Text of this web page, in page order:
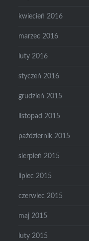
kwiecień 2016
marzec 2016
luty 2016
styczeń 2016
grudzień 2015
listopad 2015
październik 2015
sierpień 2015
lipiec 2015
czerwiec 2015
maj 2015
luty 2015